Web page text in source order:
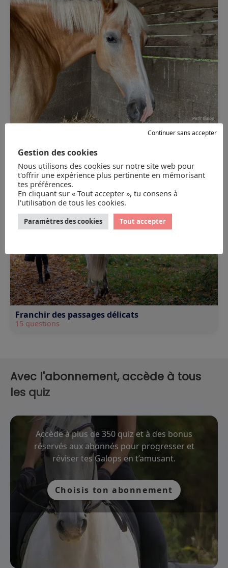
Franchir des passages délicats
15 questions
Avec l'abonnement, accède à tous
les quiz
Accède à plus de 350 quiz et à des bonus
réservés aux abonnés pour progresser et
réviser tes Galops en t’amusant.
Choisis ton abonnement
Gestion des cookies
Nous utilisons des cookies sur notre site web pour
t'offrir une expérience plus pertinente en mémorisant
tes préférences.
En cliquant sur « Tout accepter », tu consens à
l'utilisation de tous les cookies.
Paramètres des cookies Tout accepter
Continuer sans accepter